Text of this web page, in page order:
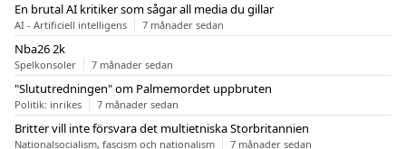
En brutal AI kritiker som sågar all media du gillar
AI - Artificiell intelligens 7 månader sedan
Nba26 2k
Spelkonsoler 7 månader sedan
"Slututredningen" om Palmemordet uppbruten
Politik: inrikes 7 månader sedan
Britter vill inte försvara det multietniska Storbritannien
Nationalsocialism, fascism och nationalism 7 månader sedan